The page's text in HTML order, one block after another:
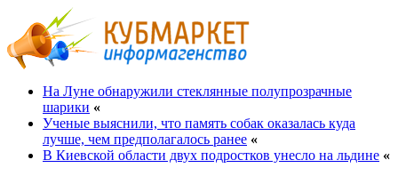
На Луне обнаружили стеклянные полупрозрачные
шарики «
Ученые выяснили, что память собак оказалась куда
лучше, чем предполагалось ранее «
В Киевской области двух подростков унесло на льдине «